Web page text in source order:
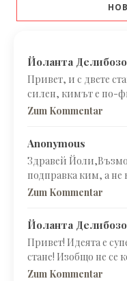
Йоланта
Привет, и с двете
силен, кимът е по-
Zum Kommentar
Anonymous
Здравей
подправка ким, а не
Zum Kommentar
Йоланта
Привет! Идеята е
стане! Изобщо не се
Zum Kommentar